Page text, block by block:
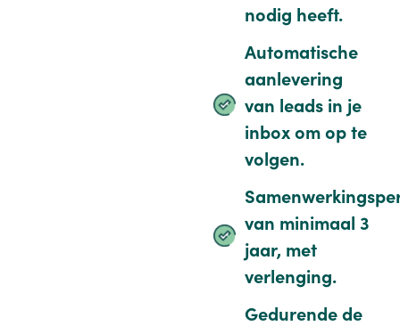
nodig heeft.
Automatische
aanlevering
van leads in je
inbox om op te
volgen.
van minimaal 3
jaar, met
verlenging.
Gedurende de